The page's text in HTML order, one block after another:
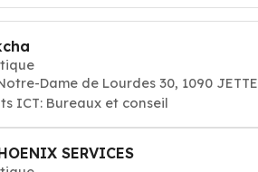
Dame de Lourdes 30, 1090 JETTE
ICT: Bureaux et conseil
SERVICES